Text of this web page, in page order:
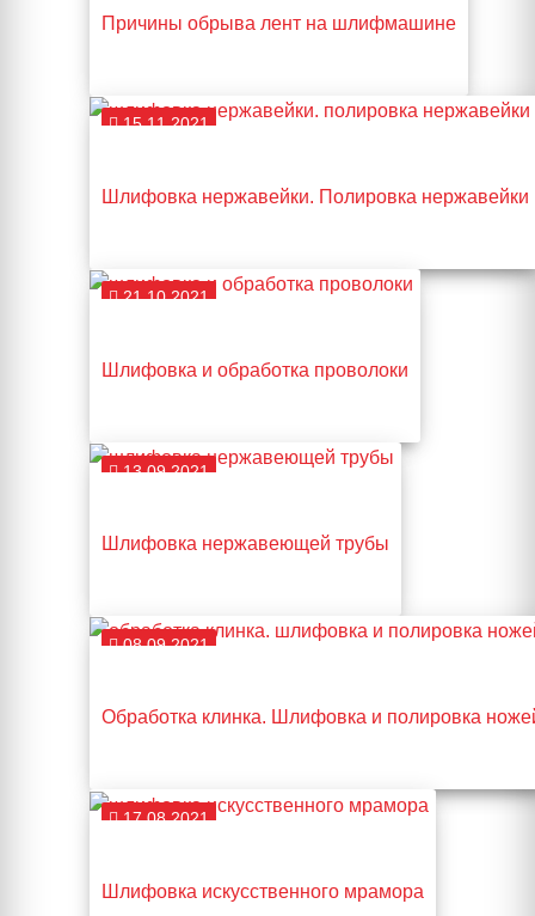
Причины обрыва лент на шлифмашине
15.11.2021
Шлифовка нержавейки. Полировка нержавейки
21.10.2021
Шлифовка и обработка проволоки
13.09.2021
Шлифовка нержавеющей трубы
08.09.2021
Обработка клинка. Шлифовка и полировка
17.08.2021
Шлифовка искусственного мрамора